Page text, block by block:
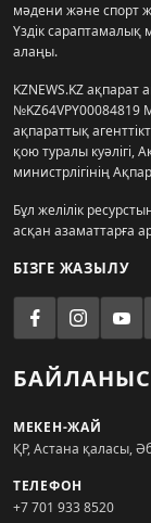
мәдени және спорт
Үздік
алаңы.
KZNEWS.KZ ақпарат
№KZ64VPY00084819
ақпараттық
қою туралы куәлігі,
министрлігінің
Бұл желілік
асқан азаматтарға
БІЗГЕ ЖАЗЫЛУ
БАЙЛАНЫС
МЕКЕН-ЖАЙ
ҚР, Астана қаласы,
ТЕЛЕФОН
+7 701 933 8520